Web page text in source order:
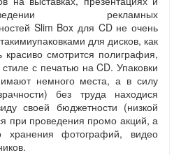
рекламных
Slim Box для CD не очень
для дисков, как
красиво смотрится полиграфия,
с печатью на CD. Упаковки
немного места, а в силу
без труда находися
своей бюджетности (низкой
при проведения промо акций, а
хранения фотографий, видео